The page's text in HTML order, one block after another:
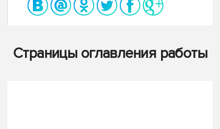
Страницы оглавления работы